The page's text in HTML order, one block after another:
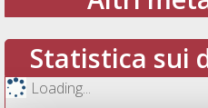
Statistica sui
Loading...